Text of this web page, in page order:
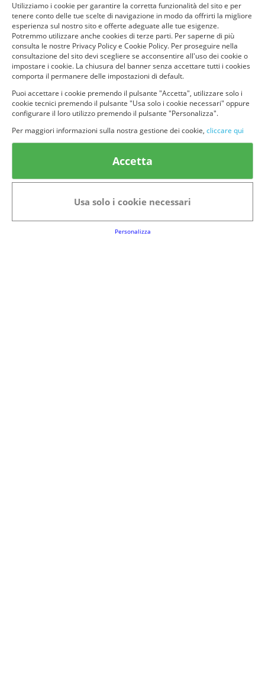
© provaprodottigratis.it 2023 | All Rights Reserved.
Alimenti e bevande
Senior
Utilizziamo i cookie per garantire la corretta funzionalità del sito e per
tenere conto delle tue scelte di navigazione in modo da offrirti la migliore
esperienza sul nostro sito e offerte adeguate alle tue esigenze.
Potremmo utilizzare anche cookies di terze parti. Per saperne di più
consulta le nostre Privacy Policy e Cookie Policy. Per proseguire nella
consultazione del sito devi scegliere se acconsentire all'uso dei cookie o
impostare i cookie. La chiusura del banner senza accettare tutti i cookies
comporta il permanere delle impostazioni di default.
Puoi accettare i cookie premendo il pulsante "Accetta", utilizzare solo i
cookie tecnici premendo il pulsante "Usa solo i cookie necessari" oppure
configurare il loro utilizzo premendo il pulsante "Personalizza".
Per maggiori informazioni sulla nostra gestione dei cookie, cliccare qui
Accetta
Usa solo i cookie necessari
Personalizza